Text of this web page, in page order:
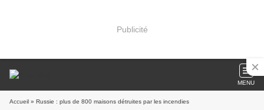
Publicité
MENU
Accueil » Russie : plus de 800 maisons détruites par les incendies